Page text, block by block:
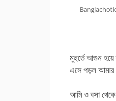
মুহুর্তে আগুন হয়ে
এসে পড়ল আমার
আমি ও বসা